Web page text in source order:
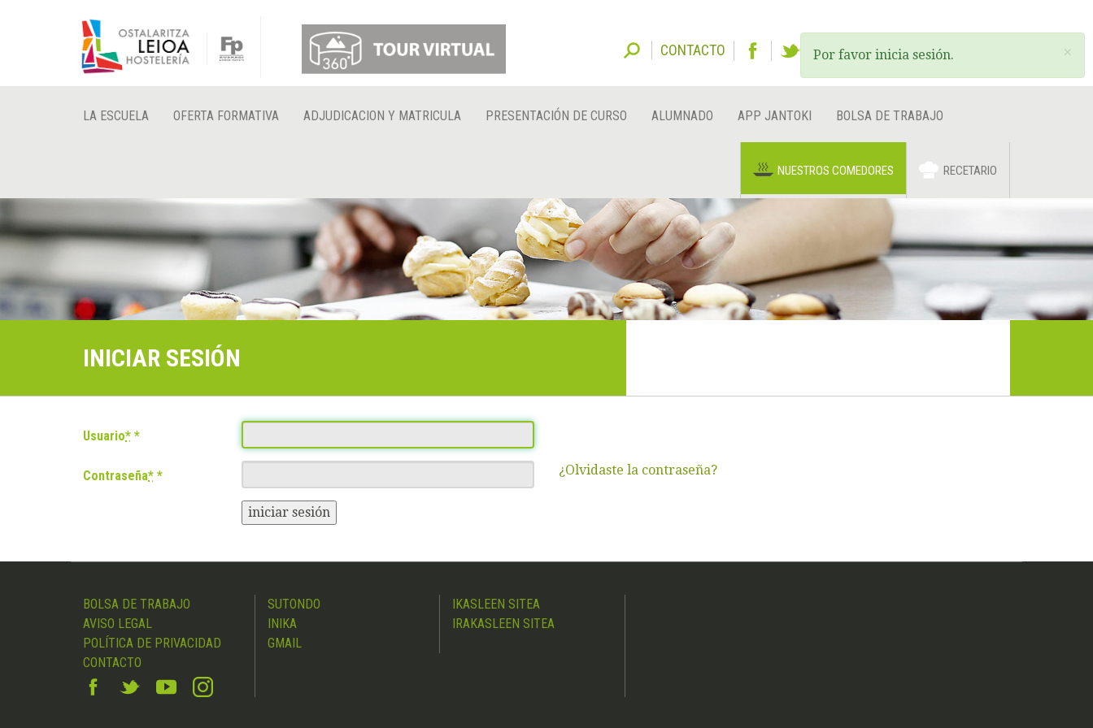
CONTACTO ES
LA ESCUELA OFERTA FORMATIVA ADJUDICACION Y MATRICULA PRESENTACIÓN DE CURSO ALUMNADO APP JANTOKI BOLSA DE TRABAJO
NUESTROS COMEDORES RECETARIO
×
Por favor inicia sesión.
INICIAR SESIÓN
Usuario*
Contraseña* ¿Olvidaste la contraseña?
iniciar sesión
BOLSA DE TRABAJO
AVISO LEGAL
POLÍTICA DE PRIVACIDAD
CONTACTO
SUTONDO
INIKA
GMAIL
IKASLEEN SITEA
IRAKASLEEN SITEA